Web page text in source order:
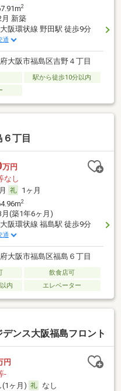
2
月 新築
大阪環状線 野田駅 徒歩9分
通
大阪市福島区吉野４丁目
駅から徒歩10分以内
丁目
万円
なし
1ヶ月
2
月(築1年6ヶ月)
大阪環状線 福島駅 徒歩9分
通
大阪市福島区福島６丁目
飲食店可
内 エレベーター
ンス大阪福島フロント
円
-
(1ヶ月)
なし